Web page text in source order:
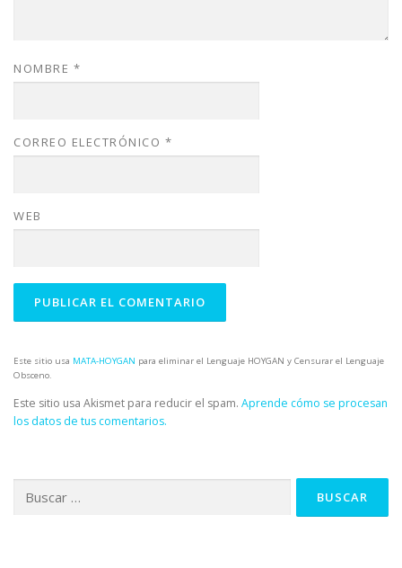
NOMBRE *
CORREO ELECTRÓNICO *
WEB
Este sitio usa MATA-HOYGAN para eliminar el Lenguaje HOYGAN y Censurar el Lenguaje
Obsceno.
Este sitio usa Akismet para reducir el spam. Aprende cómo se procesan
los datos de tus comentarios.